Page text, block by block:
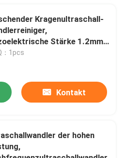
Kragenultraschall-
Stärke 1.2mm
des Ultraschalls
：1pcs
Kontakt
der hohen